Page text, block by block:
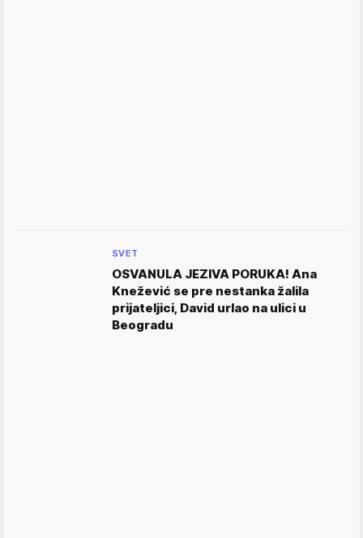
SVET
OSVANULA JEZIVA PORUKA! Ana
Knežević se pre nestanka žalila
prijateljici, David urlao na ulici u
Beogradu